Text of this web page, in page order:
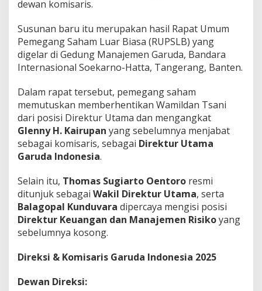
a
P
e
l
t
M
e
r
a
h
dewan komisaris.
Susunan baru itu merupakan hasil Rapat Umum
Pemegang Saham Luar Biasa (RUPSLB) yang
digelar di Gedung Manajemen Garuda, Bandara
Internasional Soekarno-Hatta, Tangerang, Banten.
Dalam rapat tersebut, pemegang saham
memutuskan memberhentikan Wamildan Tsani
dari posisi Direktur Utama dan mengangkat
Glenny H. Kairupan yang sebelumnya menjabat
sebagai komisaris, sebagai Direktur Utama
Garuda Indonesia.
Selain itu, Thomas Sugiarto Oentoro resmi
ditunjuk sebagai Wakil Direktur Utama, serta
Balagopal Kunduvara dipercaya mengisi posisi
Direktur Keuangan dan Manajemen Risikoyang
sebelumnya kosong.
Direksi & Komisaris Garuda Indonesia 2025
Dewan Direksi: